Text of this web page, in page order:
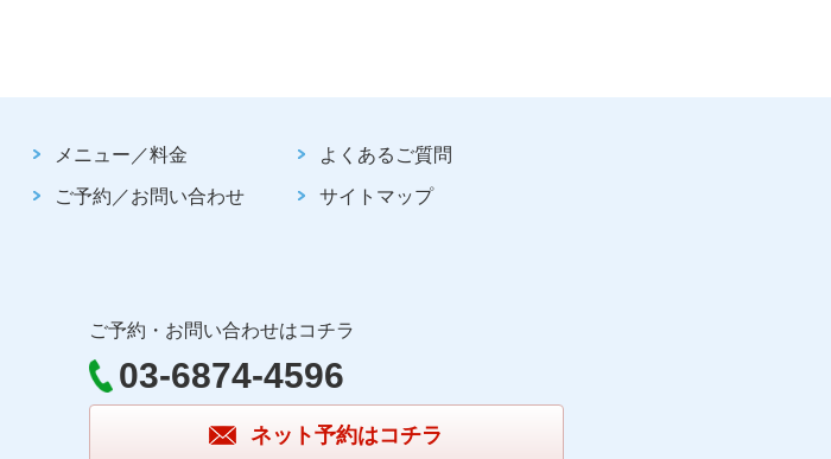
メニュー／料金 よくあるご質問
ご予約／お問い合わせ サイトマップ
ご予約・お問い合わせはコチラ
03-6874-4596
ネット予約はコチラ